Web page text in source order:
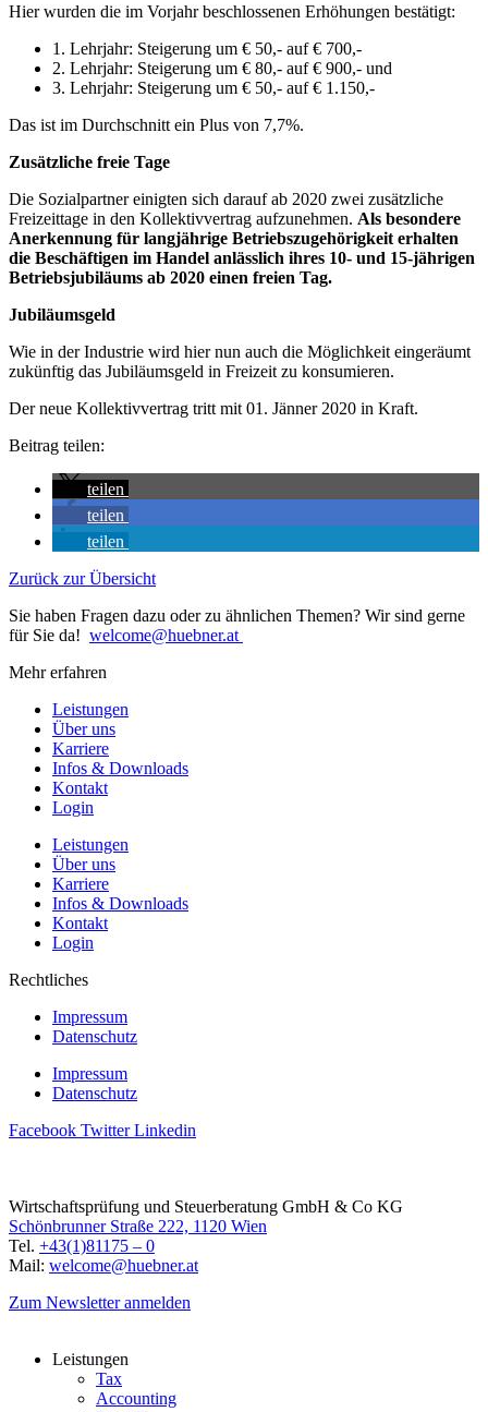
Hier wurden die im Vorjahr beschlossenen Erhöhungen bestätigt:
1. Lehrjahr: Steigerung um € 50,- auf € 700,-
2. Lehrjahr: Steigerung um € 80,- auf € 900,- und
3. Lehrjahr: Steigerung um € 50,- auf € 1.150,-
Das ist im Durchschnitt ein Plus von 7,7%.
Zusätzliche freie Tage
Die Sozialpartner einigten sich darauf ab 2020 zwei zusätzliche
Freizeittage in den Kollektivvertrag aufzunehmen. Als besondere
Anerkennung für langjährige Betriebszugehörigkeit erhalten
die Beschäftigen im Handel anlässlich ihres 10- und 15-jährigen
Betriebsjubiläums ab 2020 einen freien Tag.
Jubiläumsgeld
Wie in der Industrie wird hier nun auch die Möglichkeit eingeräumt
zukünftig das Jubiläumsgeld in Freizeit zu konsumieren.
Der neue Kollektivvertrag tritt mit 01. Jänner 2020 in Kraft.
Beitrag teilen:
teilen
teilen
teilen
Zurück zur Übersicht
Sie haben Fragen dazu oder zu ähnlichen Themen? Wir sind gerne
für Sie da! welcome@huebner.at
Mehr erfahren
Leistungen
Über uns
Karriere
Infos & Downloads
Kontakt
Login
Leistungen
Über uns
Karriere
Infos & Downloads
Kontakt
Login
Rechtliches
Impressum
Datenschutz
Impressum
Datenschutz
Facebook Twitter Linkedin
Wirtschaftsprüfung und Steuerberatung GmbH & Co KG
Schönbrunner Straße 222, 1120 Wien
Tel. +43(1)81175 – 0
Mail: welcome@huebner.at
Zum Newsletter anmelden
Leistungen
Tax
Accounting